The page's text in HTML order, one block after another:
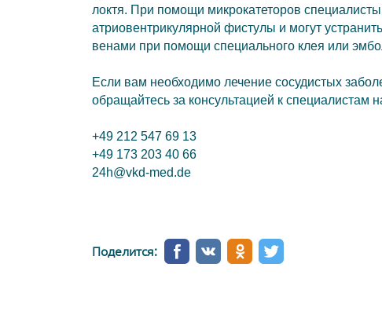
локтя. При помощи микрокатеторов
атриовентрикулярной фистулы и могут
венами при помощи специального клея или
Если вам необходимо лечение сосудистых
обращайтесь за консультацией к специалистам
+49 212 547 69 13
+49 173 203 40 66
24h@vkd-med.de
Поделится: